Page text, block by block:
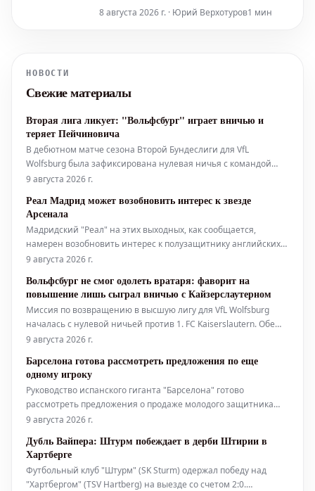
Аугсбург II. После уверенного старта,
8 августа 2026 г. · Юрий Верхотуров1 мин
НОВОСТИ
Свежие материалы
Вторая лига ликует: "Вольфсбург" играет вничью и
теряет Пейчиновича
В дебютном матче сезона Второй Бундеслиги для VfL
Wolfsburg была зафиксирована нулевая ничья с командой
"Кайзерслаутерн". После игры в смешанной зоне своими
стало известно, что Дзенан Пейчинович покидает клуб и
присоединится к "Штутгарту".
9 августа 2026 г.
Реал Мадрид может возобновить интерес к звезде
Арсенала
Мадридский "Реал" на этих выходных, как сообщается,
намерен возобновить интерес к полузащитнику английских
чемпионов "Арсенала". Речь идет о звезде "канониров"
серьезный удар на трансферном рынке, узнав о решении
Родри из "Манчестер
9 августа 2026 г.
Вольфсбург не смог одолеть вратаря: фаворит на
повышение лишь сыграл вничью с Кайзерслаутерном
Миссия по возвращению в высшую лигу для VfL Wolfsburg
началась с нулевой ничьей против 1. FC Kaiserslautern. Обе
команды имели шансы на победу, но ни вратарь Цилински,
9 августа 2026 г.
Барселона готова рассмотреть предложения по еще
одному игроку
Руководство испанского гиганта "Барселона" готово
рассмотреть предложения о продаже молодого защитника
Эктора Форта до конца лета. Это происходит на фоне
команде Ханси Флика. За последние 24 часа Рональд Араухо
достиг соглашения о переходе в
9 августа 2026 г.
Дубль Вайпера: Штурм побеждает в дерби Штирии в
Хартберге
Футбольный клуб "Штурм" (SK Sturm) одержал победу над
"Хартбергом" (TSV Hartberg) на выезде со счетом 2:0.